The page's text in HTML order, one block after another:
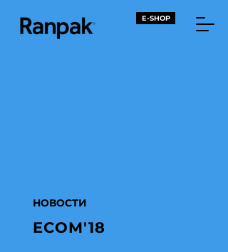
E-SHOP
НОВОСТИ
ECOM'18